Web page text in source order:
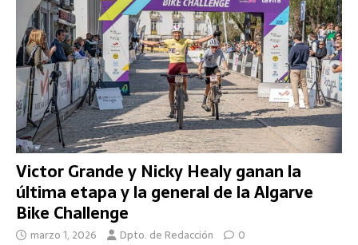
Victor Grande y Nicky Healy ganan la
última etapa y la general de la Algarve
Bike Challenge
marzo 1, 2026 Dpto. de Redacción 0